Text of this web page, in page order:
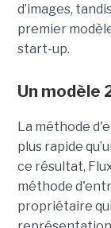
d’images,
premier
start-up.
Un modèle
La méthode
plus rapide
ce résultat,
méthode
propriétaire